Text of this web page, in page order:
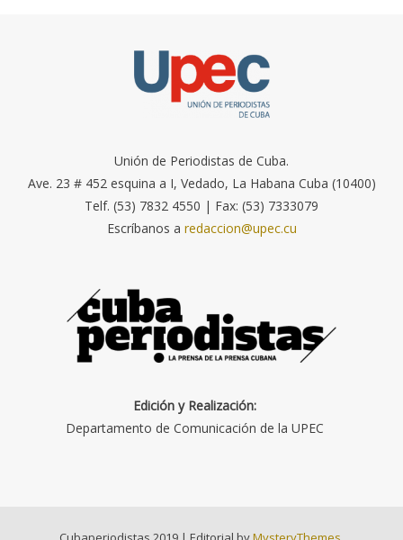
Unión de Periodistas de Cuba.
Ave. 23 # 452 esquina a I, Vedado, La Habana Cuba (10400)
Telf. (53) 7832 4550 | Fax: (53) 7333079
Escríbanos a redaccion@upec.cu
Edición y Realización:
Departamento de Comunicación de la UPEC